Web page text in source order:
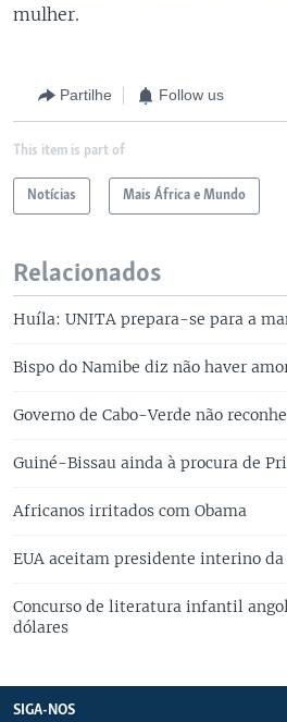
mulher.
Partilhe Follow us
This item is part of
Notícias Mais África e Mundo
Relacionados
Huíla: UNITA prepara-se para a
Bispo do Namibe diz não haver
Governo de Cabo-Verde não
Guiné-Bissau ainda à procura de
Africanos irritados com Obama
EUA aceitam presidente interino
Concurso de literatura infantil
dólares
SIGA-NOS